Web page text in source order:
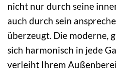
nicht nur durch seine
auch durch sein
überzeugt. Die moderne,
sich harmonisch in jede
verleiht Ihrem